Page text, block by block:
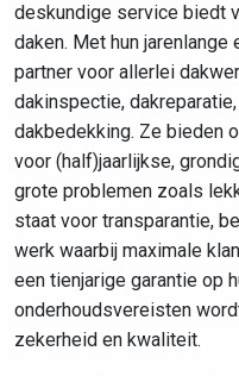
deskundige service biedt
daken. Met hun
partner voor allerlei
dakinspectie,
dakbedekking. Ze bieden
voor (half)jaarlijkse,
grote problemen zoals
staat voor transparantie,
werk waarbij maximale
een tienjarige garantie op
onderhoudsvereisten
zekerheid en kwaliteit.